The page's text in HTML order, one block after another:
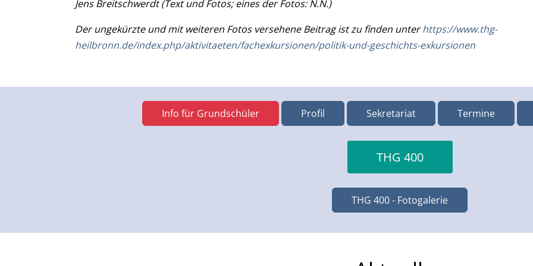
Jens Breitschwerdt (Text und Fotos; eines der Fotos: N.N.)
Der ungekürzte und mit weiteren Fotos versehene Beitrag ist zu finden unterhttps://www.thg-
heilbronn.de/index.php/aktivitaeten/fachexkursionen/politik-und-geschichts-exkursionen
Info für Grundschüler Profil Sekretariat Termine
THG 400
THG 400 - Fotogalerie